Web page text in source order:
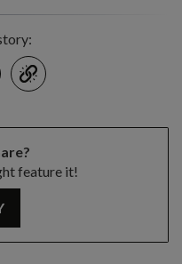
link
feature it!